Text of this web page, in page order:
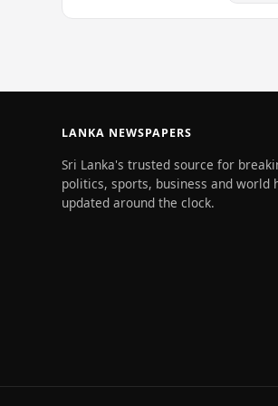
යාපනය මහේස්ත්‍රාත්…
LANKA NEWSPAPERS
Sri Lanka's trusted source for
politics, sports, business and world
updated around the clock.